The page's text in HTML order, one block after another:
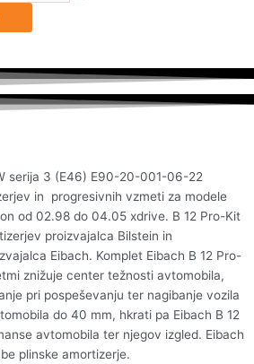
serija 3 (E46) E90-20-001-06-22
in progresivnih vzmeti za modele
od 02.98 do 04.05 xdrive. B 12 Pro-Kit
proizvajalca Bilstein in
Eibach. Komplet Eibach B 12 Pro-
znižuje center težnosti avtomobila,
pri pospeševanju ter nagibanje vozila
do 40 mm, hkrati pa Eibach B 12
avtomobila ter njegov izgled. Eibach
plinske amortizerje.